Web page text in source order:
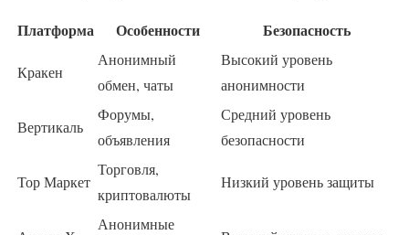
Платформа Особенности Безопасность
Кракен
Анонимный
обмен, чаты
Высокий уровень
анонимности
Вертикаль
Форумы,
объявления
Средний уровень
безопасности
Тор Маркет
Торговля,
криптовалюты
Низкий уровень защиты
Анонимные